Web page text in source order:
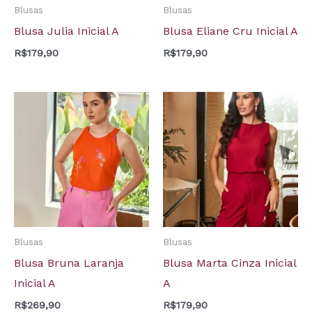
Blusas
Blusa Julia Inicial A
R$179,90
Blusas
Blusa Eliane Cru Inicial A
R$179,90
Blusas
Blusa Bruna Laranja
Inicial A
R$269,90
Blusas
Blusa Marta Cinza Inicial
A
R$179,90